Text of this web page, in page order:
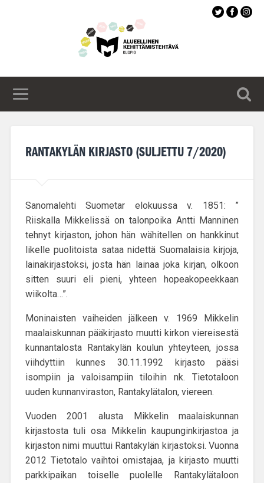
RANTAKYLÄN KIRJASTO (SULJETTU 7/2020)
Sanomalehti Suometar elokuussa v. 1851: ”
Riiskalla Mikkelissä on talonpoika Antti Manninen
tehnyt kirjaston, johon hän wähitellen on hankkinut
likelle puolitoista sataa nidettä Suomalaisia kirjoja,
lainakirjastoksi, josta hän lainaa joka kirjan, olkoon
sitten suuri eli pieni, yhteen hopeakopeekkaan
wiikolta…”.
Moninaisten vaiheiden jälkeen v. 1969 Mikkelin
maalaiskunnan pääkirjasto muutti kirkon viereisestä
kunnantalosta Rantakylän koulun yhteyteen, jossa
viihdyttiin kunnes 30.11.1992 kirjasto pääsi
isompiin ja valoisampiin tiloihin nk. Tietotaloon
uuden kunnanviraston, Rantakylätalon, viereen.
Vuoden 2001 alusta Mikkelin maalaiskunnan
kirjastosta tuli osa Mikkelin kaupunginkirjastoa ja
kirjaston nimi muuttui Rantakylän kirjastoksi. Vuonna
2012 Tietotalo vaihtoi omistajaa, ja kirjasto muutti
parkkipaikan toiselle puolelle Rantakylätaloon